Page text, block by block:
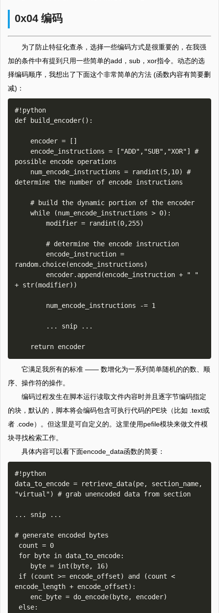
0x04 编码
为了防止特征化查杀，选择一些编码方式是很重要的，在我强
加的条件中有提到只用一些简单的add，sub，xor指令。动态的选
择编码顺序，我想出了下面这个非常简单的方法 (函数内容有简要删
减)：
#!python
def build_encoder():
possible encode operations
determine the number of encode instructions
random.choice(encode_instructions)
+ str(modifier))
... snip ...
它满足我所有的标准 —— 数增化为一系列简单随机的的数、顺
序、操作符的操作。
编码过程发生在脚本运行读取文件内容时并且逐字节编码指定
的块，默认的，脚本将会编码包含可执行代码的PE块（比如 .text或
者 .code）。但这里是可自定义的。这里使用pefile模块来做文件模
块寻找检索工作。
具体内容可以看下面encode_data函数的简要：
#!python
data_to_encode = retrieve_data(pe, section_name,
"virtual") # grab unencoded data from section
... snip ...
# generate encoded bytes
byte = int(byte, 16)
encode_length + encode_offset):
enc_byte = do_encode(byte, encoder)